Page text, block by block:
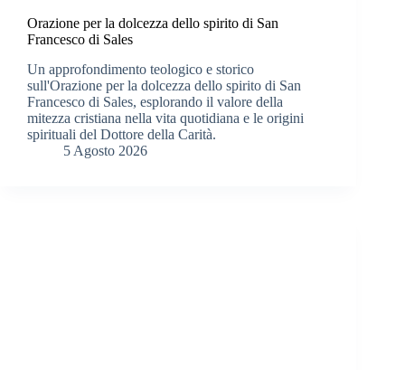
Orazione per la dolcezza dello spirito di San
Francesco di Sales
Un approfondimento teologico e storico
sull'Orazione per la dolcezza dello spirito di San
Francesco di Sales, esplorando il valore della
mitezza cristiana nella vita quotidiana e le origini
spirituali del Dottore della Carità.
5 Agosto 2026